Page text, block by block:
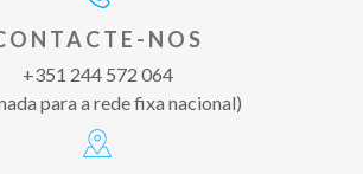
NOS
+351 244 572 064
para a rede fixa nacional)